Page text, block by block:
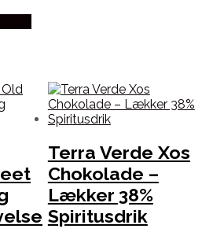
Terra Verde Xos
Chokolade –
Lækker 38%
Spiritusdrik